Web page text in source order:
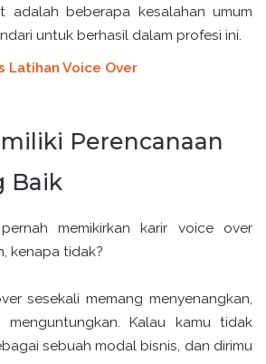
adalah beberapa kesalahan umum
untuk berhasil dalam profesi ini.
Latihan Voice Over
Perencanaan
Baik
memikirkan karir voice over
kenapa tidak?
sesekali memang menyenangkan,
Kalau kamu tidak
sebuah modal bisnis, dan dirimu